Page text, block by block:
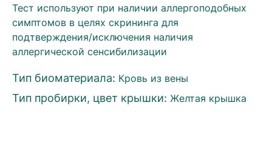
Тест используют при наличии аллергоподобных
симптомов в целях скрининга для
подтверждения/исключения наличия
аллергической сенсибилизации
Тип биоматериала: Кровь из вены
Тип пробирки, цвет крышки: Желтая крышка